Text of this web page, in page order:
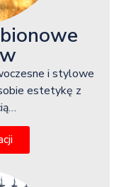
i stylowe
estetykę z